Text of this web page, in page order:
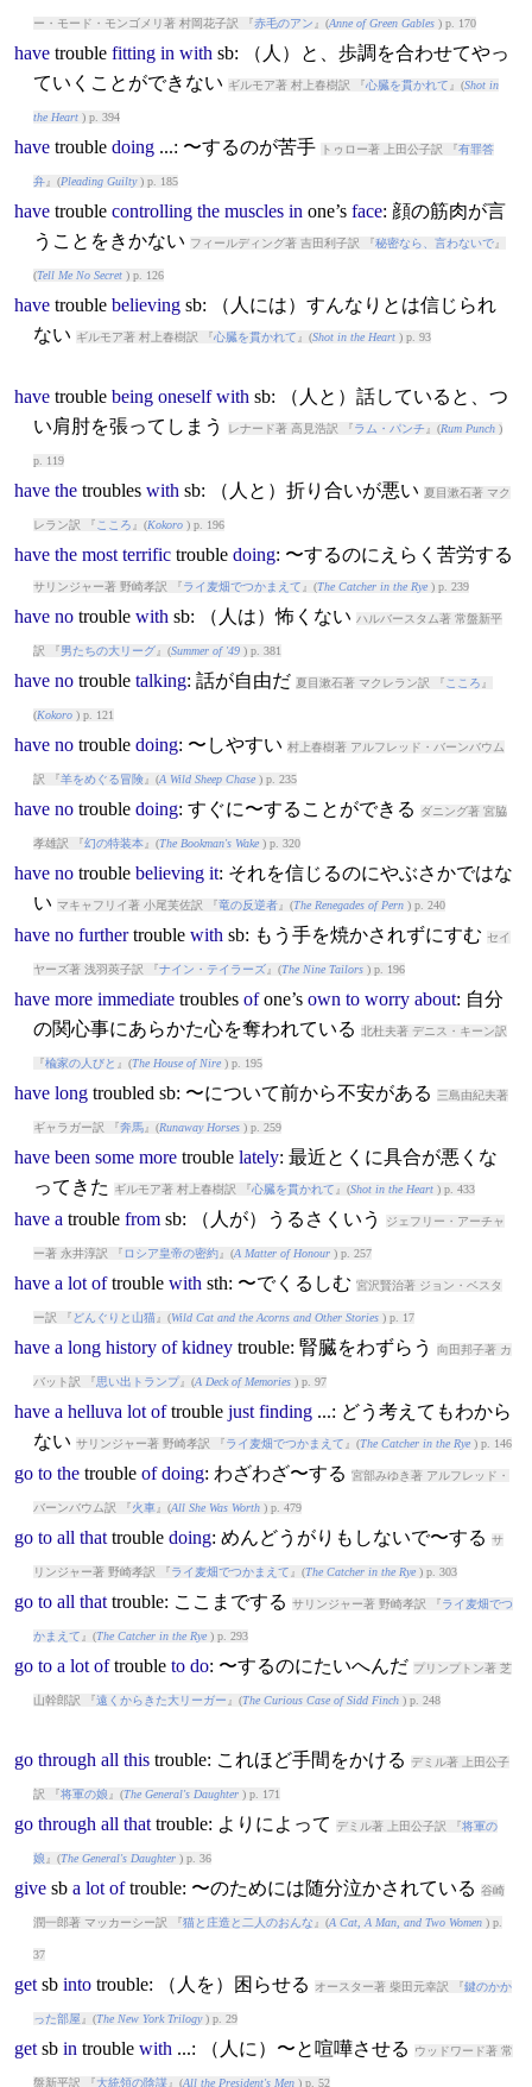
ー・モード・モンゴメリ著 村岡花子訳 『赤毛のアン 』(Anne of Green Gables) p. 170
have trouble fitting in with sb: （人）と、歩調を合わせてやっ
ていくことができない ギルモア著 村上春樹訳 『心臓を貫かれて 』(Shot in
the Heart) p. 394
have trouble doing...: 〜するのが苦手 トゥロー著 上田公子訳 『有罪答
弁』(Pleading Guilty) p. 185
have trouble controlling the muscles in one’s face: 顔の筋肉が言
うことをきかない フィールディング著 吉田利子訳 『秘密なら、言わないで』
(Tell Me No Secret) p. 126
have trouble believingsb: （人には）すんなりとは信じられ
ない ギルモア著 村上春樹訳 『心臓を貫かれて 』(Shot in the Heart) p. 93
have trouble being oneself with sb: （人と）話していると、つ
い肩肘を張ってしまう
レナード著 高見浩訳 『ラム・パンチ 』(Rum Punch)
p. 119
have the troubles with sb: （人と）折り合いが悪い 夏目漱石著 マク
レラン訳 『 こころ 』(Kokoro) p. 196
have the most terrific trouble doing: 〜するのにえらく苦労する
サリンジャー著 野崎孝訳 『ライ麦畑でつかまえて 』(The Catcher in the Rye) p. 239
have no trouble with sb: （人は）怖くない ハルバースタム著 常盤新平
訳 『男たちの大リーグ』(Summer of '49) p. 381
have no trouble talking: 話が自由だ 夏目漱石著 マクレラン訳 『 こころ 』
(Kokoro) p. 121
have no trouble doing: 〜しやすい 村上春樹著 アルフレッド・バーンバウム
訳 『羊をめぐる冒険』(A Wild Sheep Chase) p. 235
have no trouble doing: すぐに〜することができる ダニング著 宮脇
孝雄訳 『幻の特装本』(The Bookman's Wake) p. 320
have no trouble believing it: それを信じるのにやぶさかではな
い マキャフリイ著 小尾芙佐訳 『竜の反逆者』(The Renegades of Pern) p. 240
have no further trouble with sb: もう手を焼かされずにすむ セイ
ヤーズ著 浅羽莢子訳 『ナイン・テイラーズ』(The Nine Tailors) p. 196
have more immediate troubles ofone’s own to worry about: 自分
の関心事にあらかた心を奪われている 北杜夫著 デニス・キーン訳
『楡家の人びと 』(The House of Nire) p. 195
have long troubled sb: 〜について前から不安がある 三島由紀夫著
ギャラガー訳 『奔馬』(Runaway Horses) p. 259
have been some more trouble lately: 最近とくに具合が悪くな
ってきた
ギルモア著 村上春樹訳 『心臓を貫かれて 』(Shot in the Heart) p. 433
have a trouble fromsb: （人が）うるさくいう ジェフリー・アーチャ
ー著 永井淳訳 『 ロシア皇帝の密約』(A Matter of Honour) p. 257
have a lot of trouble with sth: 〜でくるしむ 宮沢賢治著 ジョン・ベスタ
ー訳 『どんぐりと山猫』(Wild Cat and the Acorns and Other Stories) p. 17
have a long history of kidney trouble: 腎臓をわずらう 向田邦子著 カ
バット訳 『思い出トランプ』(A Deck of Memories) p. 97
have a helluva lot of trouble just finding...: どう考えてもわから
ない サリンジャー著 野崎孝訳 『ライ麦畑でつかまえて 』(The Catcher in the Rye) p. 146
go to the trouble of doing: わざわざ〜する 宮部みゆき著 アルフレッド・
バーンバウム訳 『火車 』(All She Was Worth) p. 479
go to all that trouble doing: めんどうがりもしないで〜する サ
リンジャー著 野崎孝訳 『ライ麦畑でつかまえて 』(The Catcher in the Rye) p. 303
go to all that trouble: ここまでする サリンジャー著 野崎孝訳 『ライ麦畑でつ
かまえて 』(The Catcher in the Rye) p. 293
go to a lot of trouble to do: 〜するのにたいへんだ プリンプトン著 芝
山幹郎訳 『遠くからきた大リーガー 』(The Curious Case of Sidd Finch) p. 248
go through all this trouble: これほど手間をかける デミル著 上田公子
訳 『将軍の娘 』(The General's Daughter) p. 171
go through all that trouble: よりによって デミル著 上田公子訳 『将軍の
娘 』(The General's Daughter) p. 36
givesb a lot of trouble: 〜のためには随分泣かされている 谷崎
潤一郎著 マッカーシー訳 『猫と庄造と二人のおんな 』(A Cat, A Man, and Two Women) p.
37
getsb into trouble: （人を）困らせる オースター著 柴田元幸訳 『鍵のかか
った部屋 』(The New York Trilogy) p. 29
getsb in trouble with ...: （人に）〜と喧嘩させる ウッドワード著 常
盤新平訳 『大統領の陰謀』(All the President's Men) p. 52